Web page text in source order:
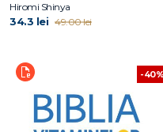
Hiromi Shinya
34.3 lei 49.00 lei
-40%